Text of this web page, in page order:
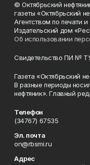
© Октябрьский
газеты «Октябрьский
Агентством по печати
Издательский дом
Об использовании
Свидетельство ПИ №
Газета «Октябрьский
В разные периоды
нефтяник». Главный
Телефон
(34767) 67535
Эл. почта
on@rbsmi.ru
Адрес